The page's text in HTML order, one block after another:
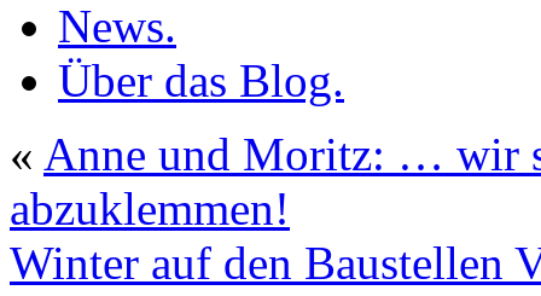
News.
Über das Blog.
« Anne und Moritz: … wir
abzuklemmen!
Winter auf den Baustellen